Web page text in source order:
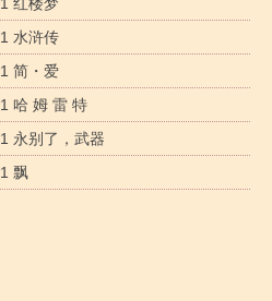
1 水浒传
1 简・爱
1 哈 姆 雷 特
1 永别了，武器
1 飘